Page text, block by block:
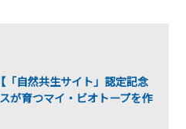
「自然共生サイト」認定記念
が育つマイ・ビオトープを作